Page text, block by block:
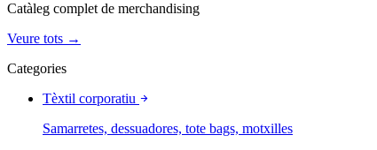
Catàleg complet de merchandising
Veure tots →
Categories
Tèxtil corporatiu
Samarretes, dessuadores, tote bags, motxilles